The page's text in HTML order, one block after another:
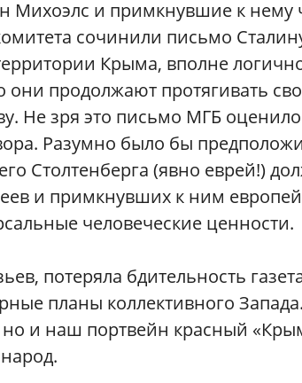
Михоэлс и примкнувшие к нему
сочинили письмо
Крыма, вполне
они продолжают протягивать
Не зря это письмо МГБ оценило
Разумно было бы
Столтенберга (явно еврей!)
и примкнувших к ним
человеческие ценности.
потеряла бдительность
планы коллективного
и наш портвейн красный